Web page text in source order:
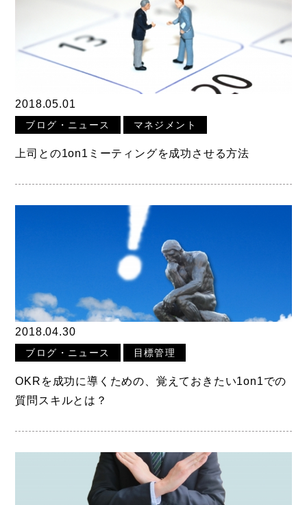
2018.05.01
ブログ・ニュース マネジメント
上司との1on1ミーティングを成功させる方法
2018.04.30
ブログ・ニュース 目標管理
OKRを成功に導くための、覚えておきたい1on1での
質問スキルとは？